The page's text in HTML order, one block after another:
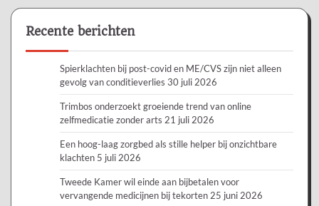
Recente berichten
Spierklachten bij post-covid en ME/CVS zijn niet alleen
gevolg van conditieverlies 30 juli 2026
Trimbos onderzoekt groeiende trend van online
zelfmedicatie zonder arts 21 juli 2026
Een hoog-laag zorgbed als stille helper bij onzichtbare
klachten 5 juli 2026
Tweede Kamer wil einde aan bijbetalen voor
vervangende medicijnen bij tekorten25 juni 2026